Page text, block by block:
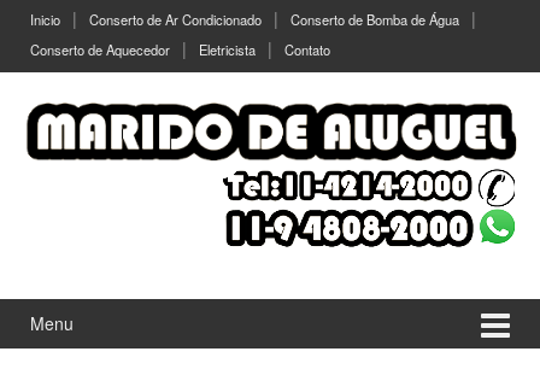
Pular
menu
Inicio Conserto de Ar Condicionado
Conserto de Bomba de Água
Conserto de Aquecedor
Eletricista Contato
Menu